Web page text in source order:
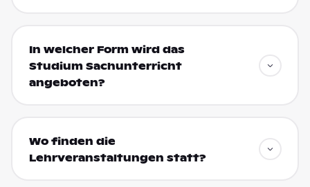
In welcher Form wird das
Studium Sachunterricht
angeboten?
Wo finden die
Lehrveranstaltungen statt?